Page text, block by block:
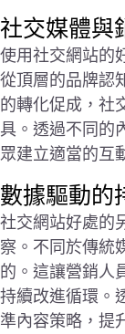
社交媒體與
使用社交網站的
從頂層的品牌認
的轉化促成，社
具。透過不同的
眾建立適當的互
數據驅動的
社交網站好處的
察。不同於傳統
的。這讓營銷
持續改進循環。
準內容策略，提